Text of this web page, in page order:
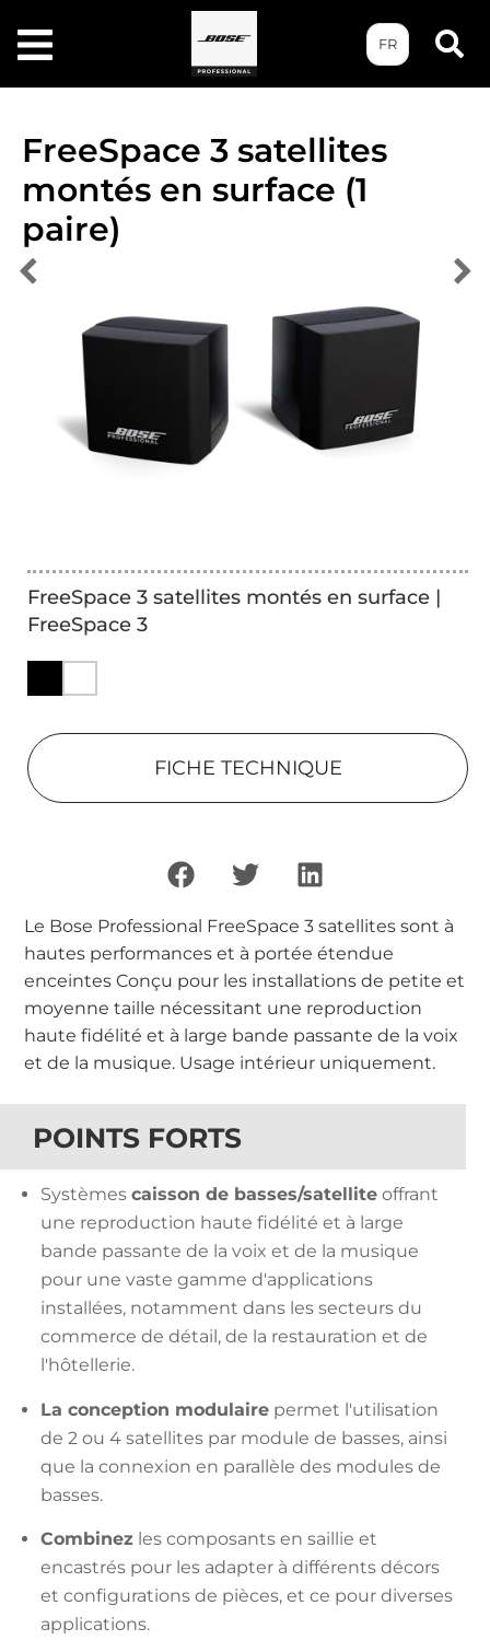
FR
FreeSpace 3 satellites
montés en surface (1
paire)
FreeSpace 3 satellites montés en surface |
FreeSpace 3
FICHE TECHNIQUE
Le Bose Professional FreeSpace 3 satellites sont à
hautes performances et à portée étendue
enceintes Conçu pour les installations de petite et
moyenne taille nécessitant une reproduction
haute fidélité et à large bande passante de la voix
et de la musique. Usage intérieur uniquement.
POINTS FORTS
Systèmescaisson de basses/satellite offrant
une reproduction haute fidélité et à large
bande passante de la voix et de la musique
pour une vaste gamme d'applications
installées, notamment dans les secteurs du
commerce de détail, de la restauration et de
l'hôtellerie.
La conception modulaire permet l'utilisation
de 2 ou 4 satellites par module de basses, ainsi
que la connexion en parallèle des modules de
basses.
Combinez les composants en saillie et
encastrés pour les adapter à différents décors
et configurations de pièces, et ce pour diverses
applications.